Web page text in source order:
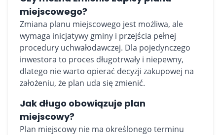
miejscowego?
Zmiana planu miejscowego jest możliwa, ale
wymaga inicjatywy gminy i przejścia pełnej
procedury uchwałodawczej. Dla pojedynczego
inwestora to proces długotrwały i niepewny,
dlatego nie warto opierać decyzji zakupowej na
założeniu, że plan uda się zmienić.
Jak długo obowiązuje plan
miejscowy?
Plan miejscowy nie ma określonego terminu